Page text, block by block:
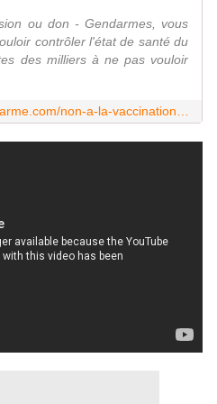
ou don - Gendarmes, vous
contrôler l'état de santé du
des milliers à ne pas vouloir